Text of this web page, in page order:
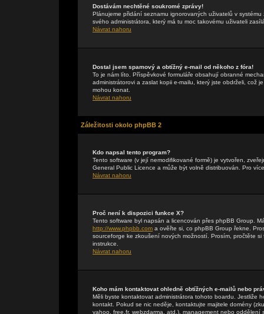
Dostávám nechtěné soukromé zprávy!
Plánujeme přidání seznamu ignorovaných uživatelů v
svého administrátora, který má tu moc takovému uživateli
Návrat nahoru
Dostal jsem spamový a obtížný e-mail od někoho z fóra!
To je nám líto. Příspěvkové formuláře obsahují obranné
administrátorovi a zaslat kopii e-mailu, který jste obdrželi, což
mohou konat.
Návrat nahoru
Záležitosti okolo phpBB 2
Kdo napsal tento program?
Tento software (v její nemodifikované formě) je vytvořen,
General Public Licence a může být volně distribuován. Pro
Návrat nahoru
Proč není k dispozici funkce X?
Tento software byl napsán a licencován přes phpBB Group.
http://www.phpbb.com a ověřte si, co phpBB Group řekne.
sourceforge ke zkoušení nových možností. Prosím, pročtěte
instrukce.
Návrat nahoru
Koho mám kontaktovat ohledně obtížných e-mailů nebo
Měli byste kontaktovat administrátora tohoto boardu. Jestliže
kontakt. Pokud se nic neděje, kontaktujte majitele domény
yahoo, free.fr, webzdarma, atd.), management nebo